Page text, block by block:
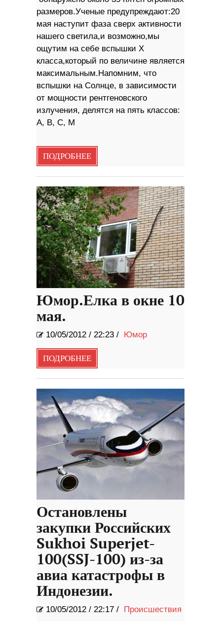
размеров.Ученые предупреждают:20
мая наступит фаза сверх активности
нашего светила,и возможно,мы
ощутим на себе вспышки X
класса,который по величине является
максимальным.Напомним, что
вспышки на Солнце, в зависимости
от мощности рентгеновского
излучения, делятся на пять классов:
A, B, C, M
ПОДРОБНЕЕ
Юмор.Елка в окне 10
мая.
10/05/2012 / 22:23 / Юмор
ПОДРОБНЕЕ
Остановлены
закупки Российских
Sukhoi Superjet-
100(SSJ-100) из-за
авиа катастрофы в
Индонезии.
10/05/2012 / 22:17 / Происшествия